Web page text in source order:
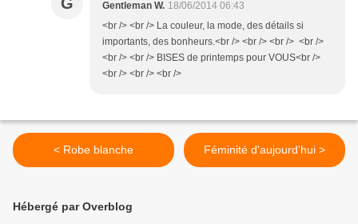
Gentleman W. 18/06/2014 06:43
<br /> <br /> La couleur, la mode, des détails si
importants, des bonheurs.<br /> <br /> <br /> <br />
<br /> <br /> BISES de printemps pour VOUS<br />
<br /> <br /> <br />
< Robe blanche Féminité d'aujourd'hui >
Hébergé par Overblog